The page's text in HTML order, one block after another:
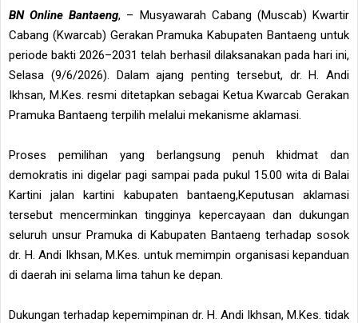
BN Online Bantaeng, – Musyawarah Cabang (Muscab) Kwartir
Cabang (Kwarcab) Gerakan Pramuka Kabupaten Bantaeng untuk
periode bakti 2026–2031 telah berhasil dilaksanakan pada hari ini,
Selasa (9/6/2026). Dalam ajang penting tersebut, dr. H. Andi
Ikhsan, M.Kes. resmi ditetapkan sebagai Ketua Kwarcab Gerakan
Pramuka Bantaeng terpilih melalui mekanisme aklamasi.
Proses pemilihan yang berlangsung penuh khidmat dan
demokratis ini digelar pagi sampai pada pukul 15.00 wita di Balai
Kartini jalan kartini kabupaten bantaeng,Keputusan aklamasi
tersebut mencerminkan tingginya kepercayaan dan dukungan
seluruh unsur Pramuka di Kabupaten Bantaeng terhadap sosok
dr. H. Andi Ikhsan, M.Kes. untuk memimpin organisasi kepanduan
di daerah ini selama lima tahun ke depan.
Dukungan terhadap kepemimpinan dr. H. Andi Ikhsan, M.Kes. tidak